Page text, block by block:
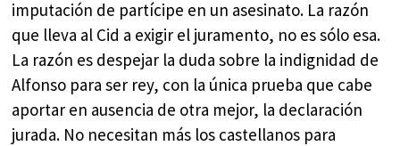
imputación de partícipe en un asesinato. La razón
que lleva al Cid a exigir el juramento, no es sólo esa.
La razón es despejar la duda sobre la indignidad de
Alfonso para ser rey, con la única prueba que cabe
aportar en ausencia de otra mejor, la declaración
jurada. No necesitan más los castellanos para